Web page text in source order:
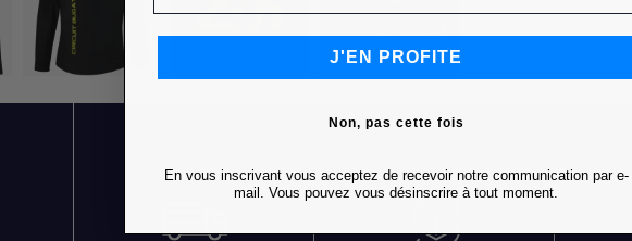
J'EN PROFITE
Non, pas cette fois
En vous inscrivant vous acceptez de recevoir notre communication par e-
mail. Vous pouvez vous désinscrire à tout moment.